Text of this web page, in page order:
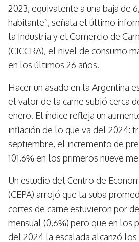
2023, equivalente a una baja de
habitante”, señala el último
la Industria y el Comercio de
(CICCRA), el nivel de consumo
en los últimos 26 años.
Hacer un asado en la Argentina
el valor de la carne subió cerca
enero. El índice refleja un
inflación de lo que va del 2024:
septiembre, el incremento de
101,6% en los primeros nueve
Un estudio del Centro de
(CEPA) arrojó que la suba
cortes de carne estuvieron por
mensual (0,6%) pero que en los
del 2024 la escalada alcanzó los